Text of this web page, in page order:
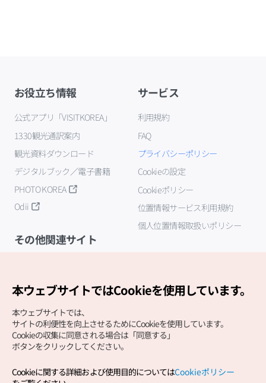
お役立ち情報
公式アプリ「VISITKOREA」
1330観光通訳案内
観光資料ダウンロード
デジタルブック／電子書籍
PHOTO KOREA
Odii
サービス
利用規約
FAQ
プライバシーポリシー
Cookieの設定
Cookieポリシー
位置情報サービス利用規約
個人位置情報取扱いポリシー
その他関連サイト
Copyright (c) Korea Tourism Organization All Rights
本ウェブサイトではCookieを使用しています。
本ウェブサイトでは、
サイトの利便性を向上させるためにCookieを使用しています。
Cookieの収集に同意される場合は「同意する」
ボタンをクリックしてください。
Cookieに関する詳細および使用目的についてはCookieポリシー